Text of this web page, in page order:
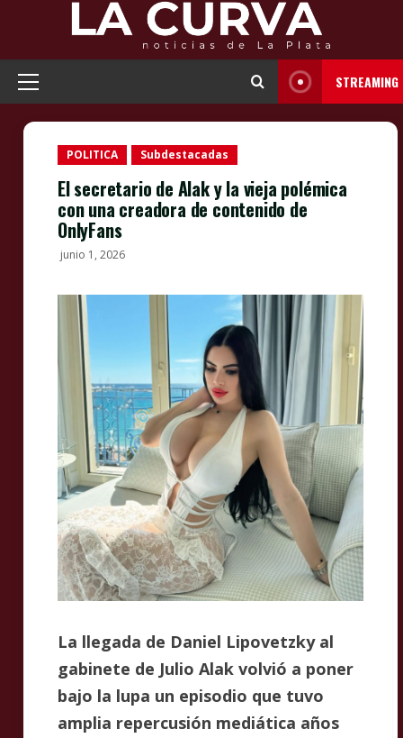
content
Primary
STREAMING
POLITICA Subdestacadas
El secretario de Alak y la vieja polémica
con una creadora de contenido de
OnlyFans
junio 1, 2026
La llegada de Daniel Lipovetzky al
gabinete de Julio Alak volvió a poner
bajo la lupa un episodio que tuvo
amplia repercusión mediática años